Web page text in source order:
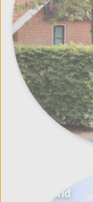
Zeeland